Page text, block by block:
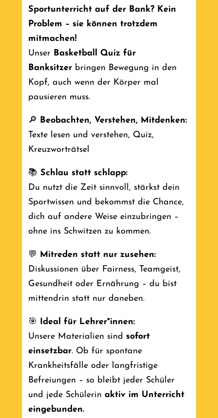
Sportunterricht auf der Bank? Kein
Problem – sie können trotzdem
mitmachen!
Unser Basketball Quiz für
Banksitzer bringen Bewegung in den
Kopf, auch wenn der Körper mal
pausieren muss.
🔎
Beobachten, Verstehen, Mitdenken:
Texte lesen und verstehen, Quiz,
Kreuzworträtsel
📚Schlau statt schlapp:
Du nutzt die Zeit sinnvoll, stärkst dein
Sportwissen und bekommst die Chance,
dich auf andere Weise einzubringen –
ohne ins Schwitzen zu kommen.
💬 Mitreden statt nur zusehen:
Diskussionen über Fairness, Teamgeist,
Gesundheit oder Ernährung – du bist
mittendrin statt nur daneben.
🎯
Ideal für Lehrer*innen:
Unsere Materialien sindsofort
einsetzbar. Ob für spontane
Krankheitsfälle oder langfristige
Befreiungen – so bleibt jeder Schüler
und jede Schülerinaktiv im Unterricht
eingebunden.